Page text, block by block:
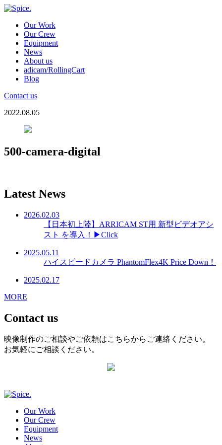
Our Work
Our Crew
Equipment
News
About us
adicam/RollingCart
Blog
Contact us
2022.08.05
500-camera-digital
Latest News
2026.02.03
【日本初上陸】ARRICAM ST用 新型ビデオアシ
スト を導入！▶Click
2025.05.11
ハイスピードカメラ PhantomFlex4K Price Down！
2025.02.17
MORE
Contact us
映像制作のご相談やご依頼はこちらからご連絡ください。
お気軽にご相談ください。
Our Work
Our Crew
Equipment
News